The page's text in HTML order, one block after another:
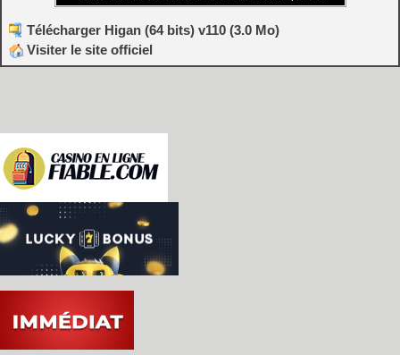
Télécharger Higan (64 bits) v110 (3.0 Mo)
Visiter le site officiel